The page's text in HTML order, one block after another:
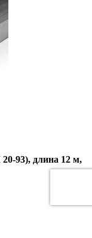
93), длина 12 м,